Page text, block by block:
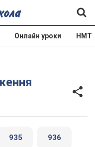
Онлайн уроки НМТ
935 936